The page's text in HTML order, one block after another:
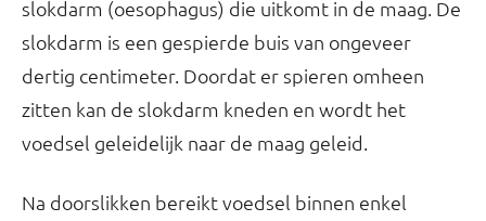
slokdarm (oesophagus) die uitkomt in de maag. De
slokdarm is een gespierde buis van ongeveer
dertig centimeter. Doordat er spieren omheen
zitten kan de slokdarm kneden en wordt het
voedsel geleidelijk naar de maag geleid.
Na doorslikken bereikt voedsel binnen enkel